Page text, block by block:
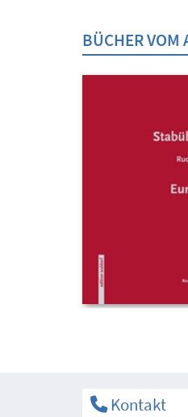
BÜCHER VOM
Kontakt